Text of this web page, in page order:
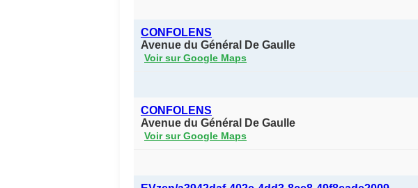
CONFOLENS
Avenue du Général De Gaulle
Voir sur Google Maps
CONFOLENS
Avenue du Général De Gaulle
Voir sur Google Maps